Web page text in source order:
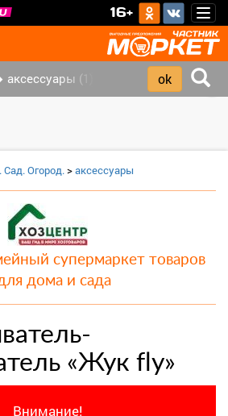
16+
аксессуары (1)
Сад. Огород.>аксессуары
супермаркет товаров
дома и сада
«Жук fly»
Внимание!
›